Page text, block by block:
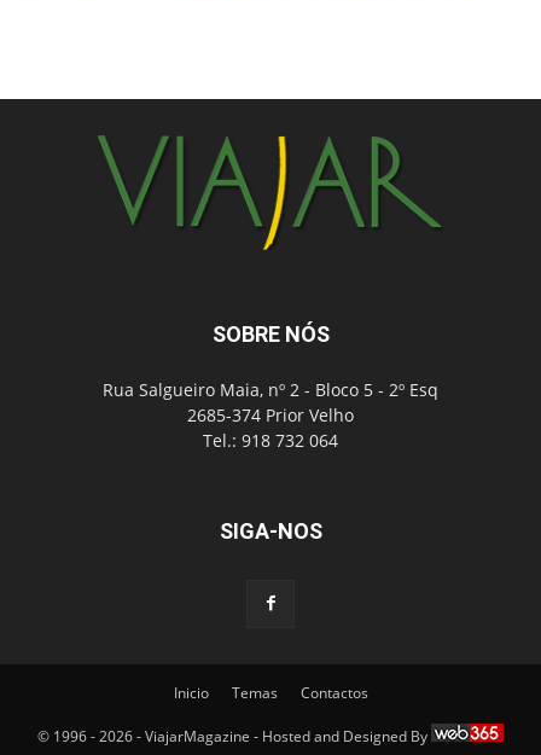
SOBRE NÓS
Rua Salgueiro Maia, nº 2 - Bloco 5 - 2º Esq
2685-374 Prior Velho
Tel.: 918 732 064
SIGA-NOS
Inicio Temas Contactos
© 1996 - 2026 - ViajarMagazine - Hosted and Designed By